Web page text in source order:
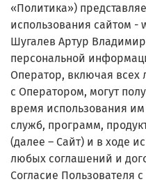
«Политика»)
использования сайтом -
Шугалев Артур
персональной
Оператор, включая всех
с Оператором, могут
время использования
служб, программ,
(далее – Сайт) и в ходе
любых соглашений и
Согласие Пользователя